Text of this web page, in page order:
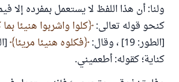
ولنا: أن هذا اللفظ لا يستعمل بمفرده إلا
كنحو قوله تعالى: كلوا واشربوا هنيئا
[الطور: 19] ، وقال:
فكلوه هنيئا مريئا
كناية؛ كقوله: أطعميني.